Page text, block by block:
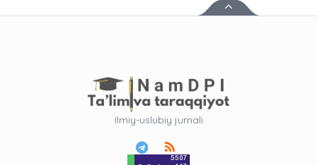
Ilmiy-uslubiy jurnali